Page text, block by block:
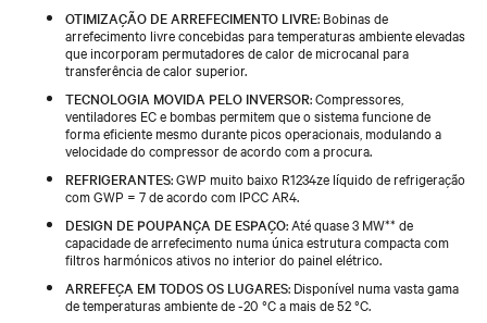
OTIMIZAÇÃO DE ARREFECIMENTO LIVRE: Bobinas de
arrefecimento livre concebidas para temperaturas ambiente elevadas
que incorporam permutadores de calor de microcanal para
transferência de calor superior.
TECNOLOGIA MOVIDA PELO INVERSOR: Compressores,
ventiladores EC e bombas permitem que o sistema funcione de
forma eficiente mesmo durante picos operacionais, modulando a
velocidade do compressor de acordo com a procura.
REFRIGERANTES: GWP muito baixo R1234ze líquido de refrigeração
com GWP = 7 de acordo com IPCC AR4.
DESIGN DE POUPANÇA DE ESPAÇO: Até quase 3 MW** de
capacidade de arrefecimento numa única estrutura compacta com
filtros harmónicos ativos no interior do painel elétrico.
ARREFEÇA EM TODOS OS LUGARES: Disponível numa vasta gama
de temperaturas ambiente de -20 °C a mais de 52 °C.